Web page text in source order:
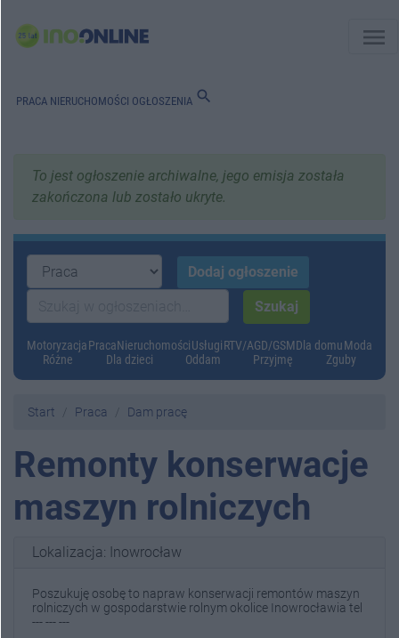
menu
PRACA NIERUCHOMOŚCI OGŁOSZENIA search
To jest ogłoszenie archiwalne, jego emisja została
zakończona lub zostało ukryte.
MotoryzacjaPracaNieruchomościUsługiRTV/AGD/GSMDla domuModa
Różne
Dla dzieci Oddam Przyjmę Zguby
Start Praca Dam pracę
Remonty konserwacje
maszyn rolniczych
Lokalizacja: Inowrocław
Poszukuję osobę to napraw konserwacji remontów maszyn
rolniczych w gospodarstwie rolnym okolice Inowrocławia tel
--- --- ---